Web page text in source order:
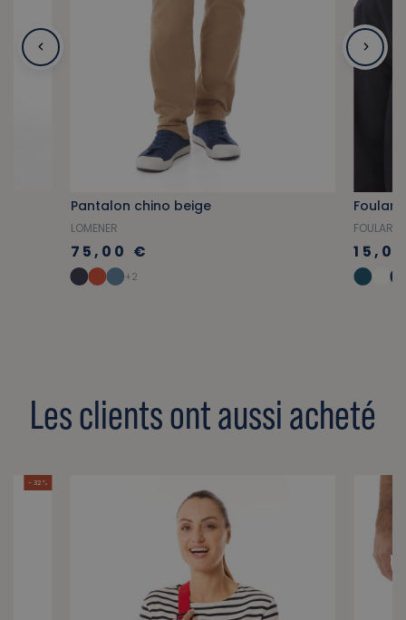
Pantalon chino beige
LOMENER
75,00 €
+2
FOULARD
Les clients ont aussi acheté
- 32 %